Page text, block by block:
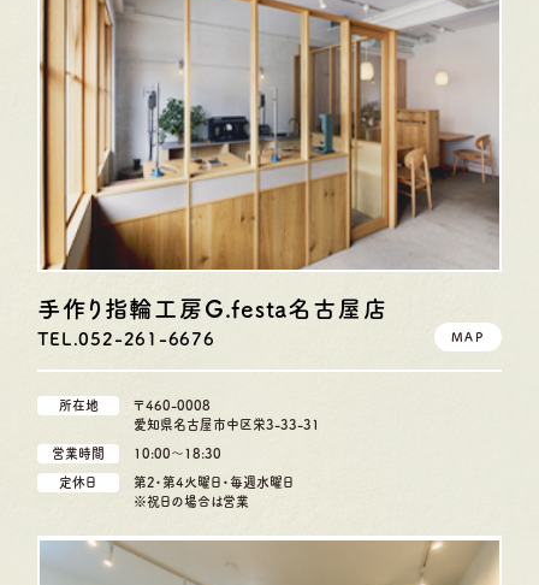
手作り指輪工房G.festa名古屋店
TEL.052-261-6676 MAP
所在地
〒460-0008
愛知県名古屋市中区栄3-33-31
営業時間 10:00〜18:30
定休日
第2・第4火曜日・毎週水曜日
※祝日の場合は営業